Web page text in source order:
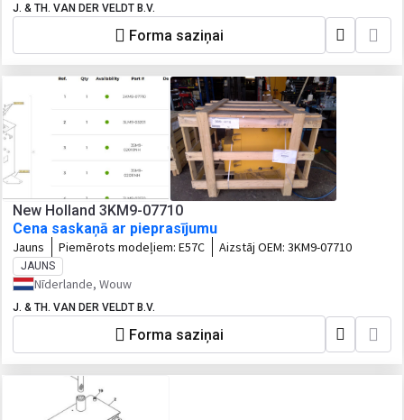
J. & TH. VAN DER VELDT B.V.
Forma saziņai
New Holland 3KM9-07710
Cena saskaņā ar pieprasījumu
Jauns Piemērots modeļiem: E57C Aizstāj OEM: 3KM9-07710
JAUNS
Nīderlande, Wouw
J. & TH. VAN DER VELDT B.V.
Forma saziņai